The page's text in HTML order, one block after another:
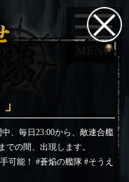
、毎日23:00から、敵連合艦
での間、出現します。
可能！ #蒼焔の艦隊 #そうえ